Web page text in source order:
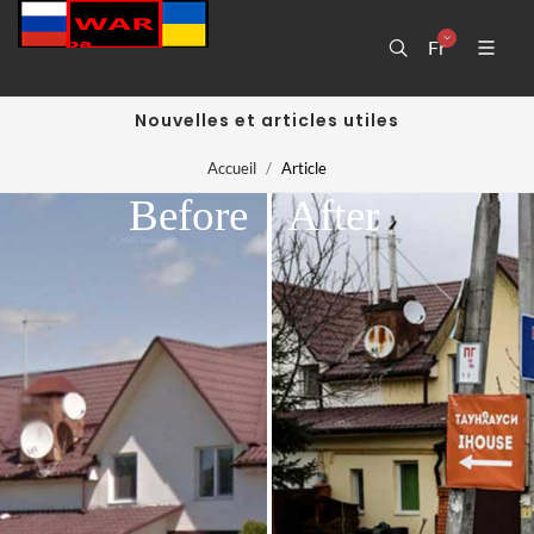
Fr
Nouvelles et articles utiles
Accueil Article
After
Before